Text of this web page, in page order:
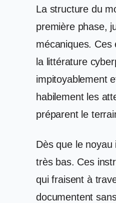
La structure du
première phase,
mécaniques. Ces
la littérature
impitoyablement
habilement les
préparent le
Dès que le
très bas. Ces
qui fraisent à
documentent